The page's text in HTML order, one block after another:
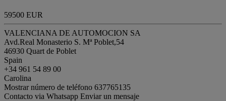
59500 EUR
VALENCIANA DE AUTOMOCION SA
Avd.Real Monasterio S. Mª Poblet,54
46930 Quart de Poblet
Spain
+34 961 54 89 00
Carolina
Mostrar número de teléfono 637765135
Contacto via Whatsapp Enviar un mensaje